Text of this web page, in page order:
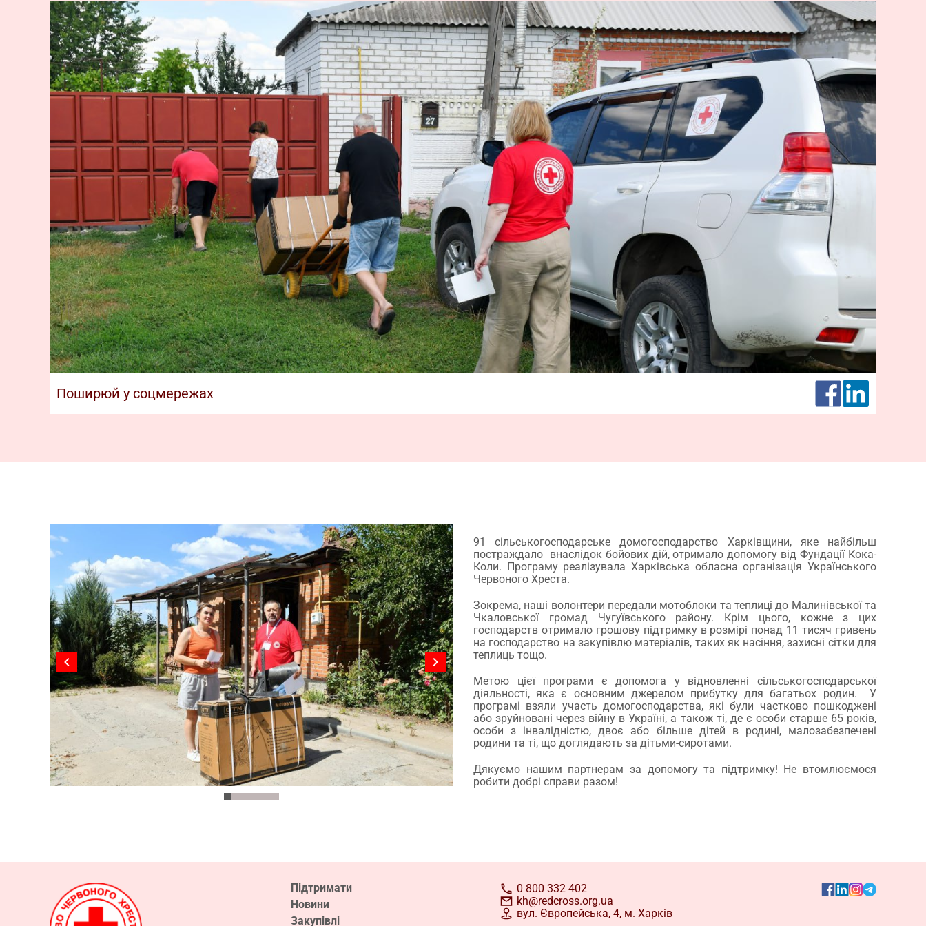
Поширюй у соцмережах
91 сільськогосподарське домогосподарство Харківщини, яке найбільш
постраждало внаслідок бойових дій, отримало допомогу від Фундації Кока-
Коли. Програму реалізувала Харківська обласна організація Українського
Червоного Хреста.
Зокрема, наші волонтери передали мотоблоки та теплиці до Малинівської та
Чкаловської громад Чугуївського району. Крім цього, кожне з цих
господарств отримало грошову підтримку в розмірі понад 11 тисяч гривень
на господарство на закупівлю матеріалів, таких як насіння, захисні сітки для
теплиць тощо.
Метою цієї програми є допомога у відновленні сільськогосподарської
діяльності, яка є основним джерелом прибутку для багатьох родин. У
програмі взяли участь домогосподарства, які були частково пошкоджені
або зруйновані через війну в Україні, а також ті, де є особи старше 65 років,
особи з інвалідністю, двоє або більше дітей в родині, малозабезпечені
родини та ті, що доглядають за дітьми-сиротами.
Дякуємо нашим партнерам за допомогу та підтримку! Не втомлюємося
робити добрі справи разом!
Підтримати
Новини
Закупівлі
0 800 332 402
kh@redcross.org.ua
вул. Європейська, 4, м. Харків
Дізнатися більше про волонтерство